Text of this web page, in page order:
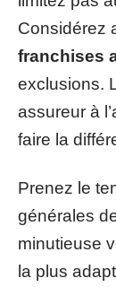
Considérez
franchises
exclusions.
assureur à
faire la
Prenez le
générales
minutieuse
la plus